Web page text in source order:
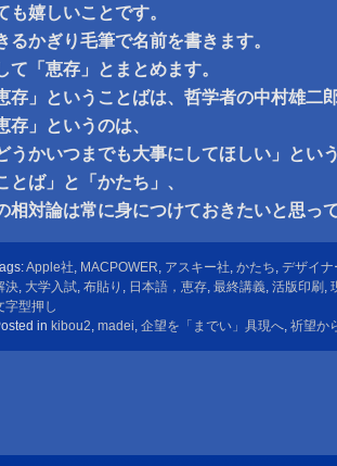
も嬉しいことです。
るかぎり毛筆で名前を書きます。
て「恵存」とまとめます。
存」ということばは、哲学者の中村雄二
存」というのは、
うかいつまでも大事にしてほしい」とい
とば」と「かたち」、
相対論は常に身につけておきたいと思っ
Apple社, MACPOWER, アスキー社, かたち, デザイナ
決, 大学入試, 布貼り , 日本語，恵存, 最終講義, 活版印刷 ,
字型押し
in kibou2, madei, 企望を「までい」具現へ, 祈望か